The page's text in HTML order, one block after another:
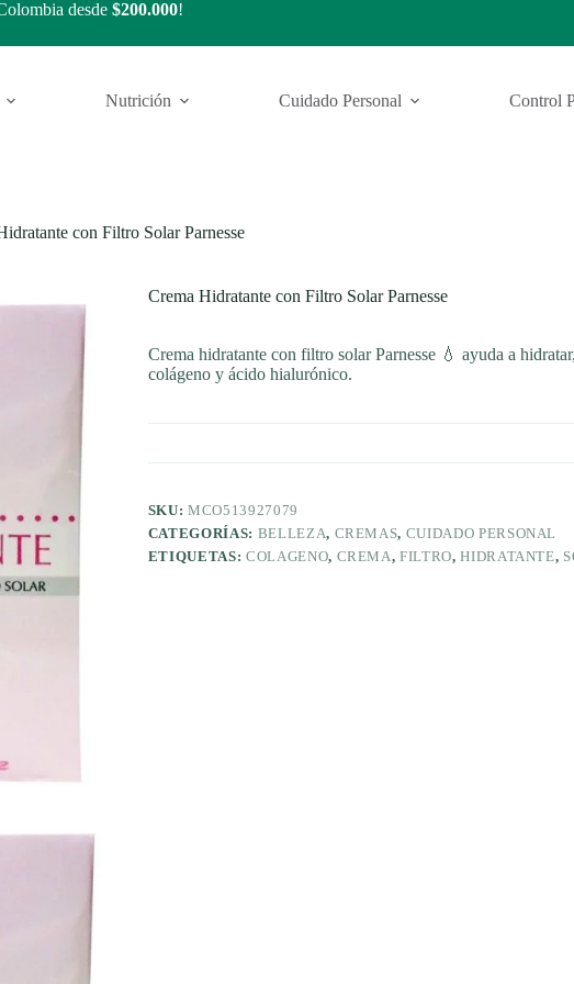
desde $200.000!
Nutrición Cuidado Personal Control
con Filtro Solar Parnesse
Crema Hidratante con Filtro Solar Parnesse
Crema hidratante con filtro solar Parnesse 💧 ayuda a
colágeno y ácido hialurónico.
SKU:MCO513927079
CATEGORÍAS: BELLEZA, CREMAS, CUIDADO PERSONAL
ETIQUETAS: COLAGENO, CREMA,FILTRO,HIDRATANTE,